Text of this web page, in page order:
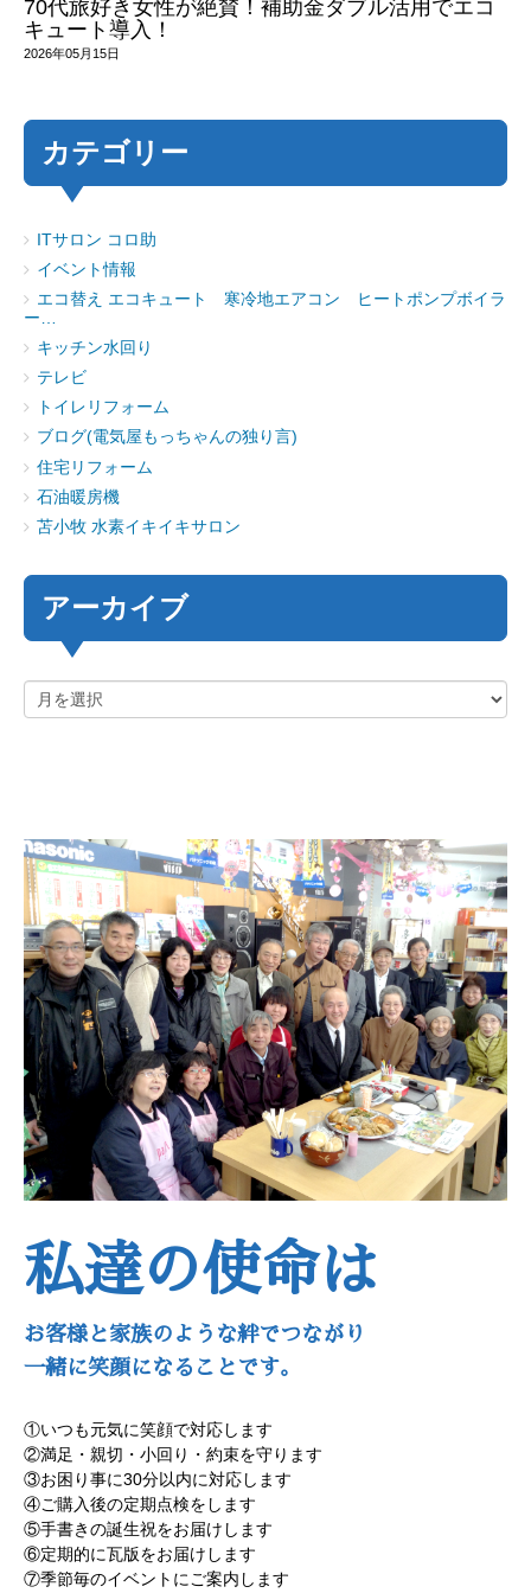
70代旅好き女性が絶賛！補助金ダブル活用でエコ
キュート導入！
2026年05月15日
カテゴリー
ITサロン コロ助
イベント情報
エコ替え エコキュート 寒冷地エアコン ヒートポンプボイラ
ー…
キッチン水回り
テレビ
トイレリフォーム
ブログ(電気屋もっちゃんの独り言)
住宅リフォーム
石油暖房機
苫小牧 水素イキイキサロン
アーカイブ
私達の使命は
お客様と家族のような絆でつながり
一緒に笑顔になることです。
①いつも元気に笑顔で対応します
②満足・親切・小回り・約束を守ります
③お困り事に30分以内に対応します
④ご購入後の定期点検をします
⑤手書きの誕生祝をお届けします
⑥定期的に瓦版をお届けします
⑦季節毎のイベントにご案内します